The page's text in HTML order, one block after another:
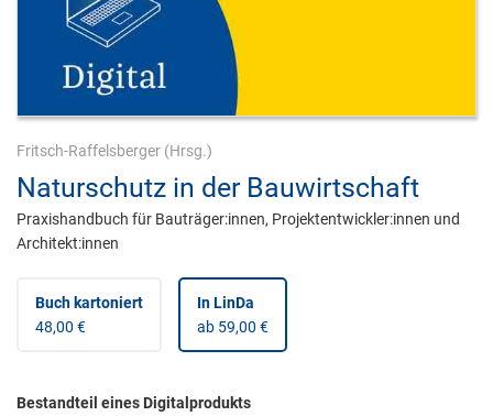
Fritsch-Raffelsberger (Hrsg.)
Naturschutz in der Bauwirtschaft
Praxishandbuch für Bauträger:innen, Projektentwickler:innen und
Architekt:innen
Buch kartoniert
48,00 €
In LinDa
ab 59,00 €
Bestandteil eines Digitalprodukts